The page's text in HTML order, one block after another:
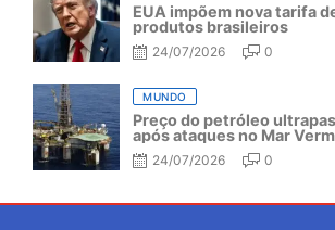
EUA impõem nova tarifa
produtos brasileiros
24/07/2026 0
MUNDO
Preço do petróleo
após ataques no Mar
24/07/2026 0